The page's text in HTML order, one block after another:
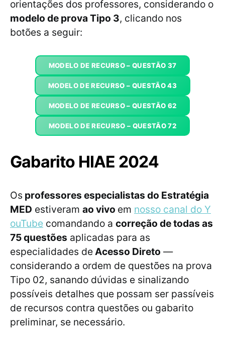
orientações dos professores, considerando o
modelo de prova Tipo 3, clicando nos
botões a seguir:
MODELO DE RECURSO – QUESTÃO 37
MODELO DE RECURSO – QUESTÃO 43
MODELO DE RECURSO – QUESTÃO 62
MODELO DE RECURSO – QUESTÃO 72
Gabarito HIAE 2024
Os professores especialistas do Estratégia
MED estiveram ao vivo em nosso canal do Y
ouTube comandando a correção de todas as
75 questões aplicadas para as
especialidades de Acesso Direto —
considerando a ordem de questões na prova
Tipo 02, sanando dúvidas e sinalizando
possíveis detalhes que possam ser passíveis
de recursos contra questões ou gabarito
preliminar, se necessário.